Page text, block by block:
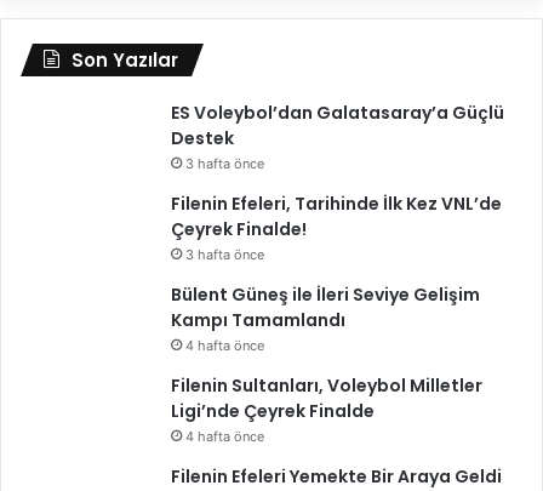
Son Yazılar
ES Voleybol’dan Galatasaray’a Güçlü
Destek
3 hafta önce
Filenin Efeleri, Tarihinde İlk Kez VNL’de
Çeyrek Finalde!
3 hafta önce
Bülent Güneş ile İleri Seviye Gelişim
Kampı Tamamlandı
4 hafta önce
Filenin Sultanları, Voleybol Milletler
Ligi’nde Çeyrek Finalde
4 hafta önce
Filenin Efeleri Yemekte Bir Araya Geldi